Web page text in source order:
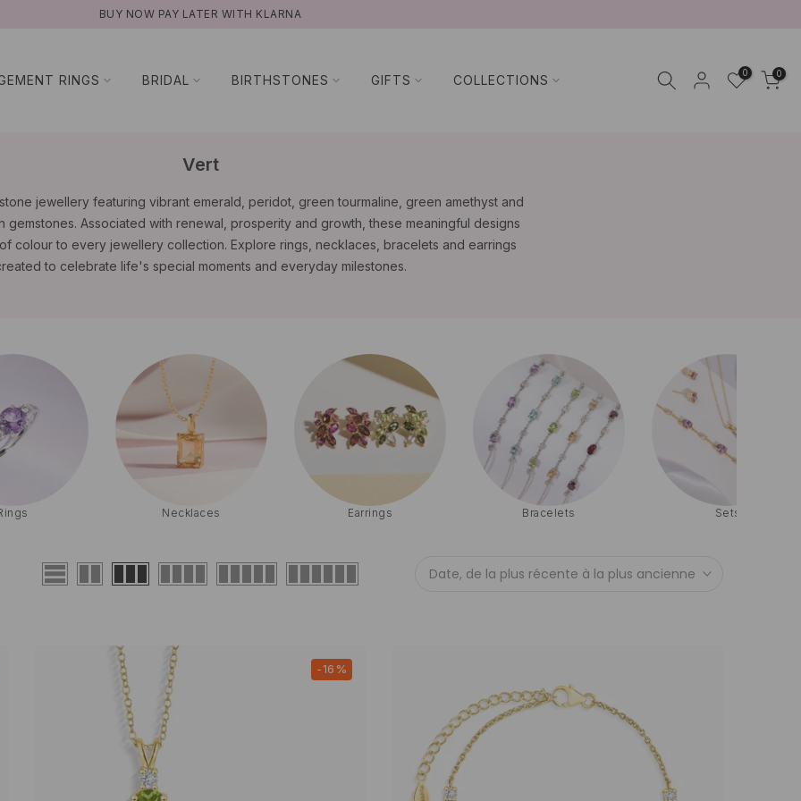
NATURAL GEMSTONES
RINGS BRIDAL BIRTHSTONES GIFTS COLLECTIONS 0 0
Vert
jewellery featuring vibrant emerald, peridot, green tourmaline, green amethyst and
gemstones. Associated with renewal, prosperity and growth, these meaningful designs
colour to every jewellery collection. Explore rings, necklaces, bracelets and earrings
to celebrate life's special moments and everyday milestones.
Date, de la plus récente à la plus ancienne
-16%